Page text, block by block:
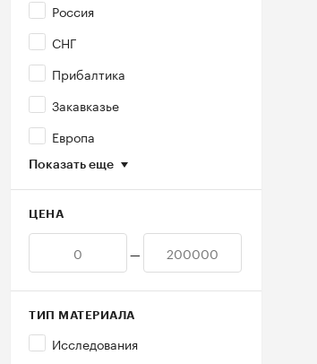
Россия
СНГ
Прибалтика
Закавказье
Европа
Показать еще
ЦЕНА
—
ТИП МАТЕРИАЛА
Исследования